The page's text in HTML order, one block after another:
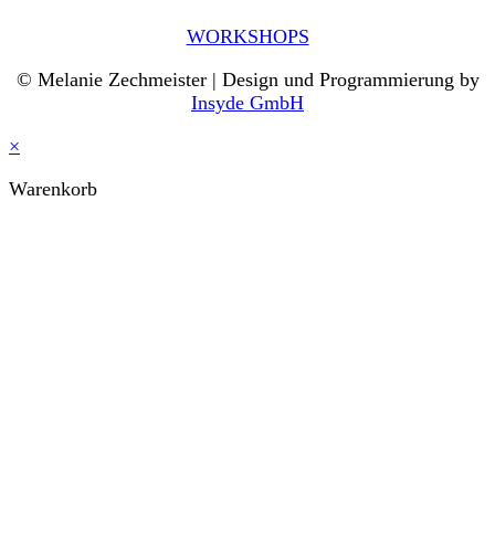
WORKSHOPS
© Melanie Zechmeister | Design und Programmierung by
Insyde GmbH
×
Warenkorb